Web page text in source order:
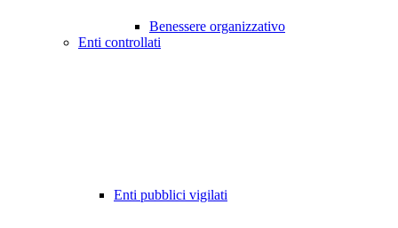
Benessere organizzativo
Enti controllati
Enti pubblici vigilati